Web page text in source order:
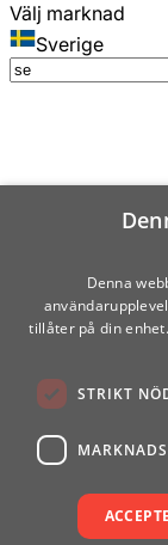
Välj marknad
Sverige
Denna
tillåter på din enhet.
STRIKT